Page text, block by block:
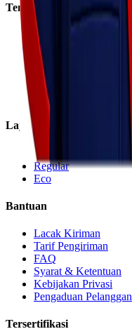
Tentang Kami
Tentang Kami
Visi & Misi
Sosial Perusahaan
Karir
Cabang
Informasi
Layanan
Express
Regular
Eco
Bantuan
Lacak Kiriman
Tarif Pengiriman
FAQ
Syarat & Ketentuan
Kebijakan Privasi
Pengaduan Pelanggan
Tersertifikasi